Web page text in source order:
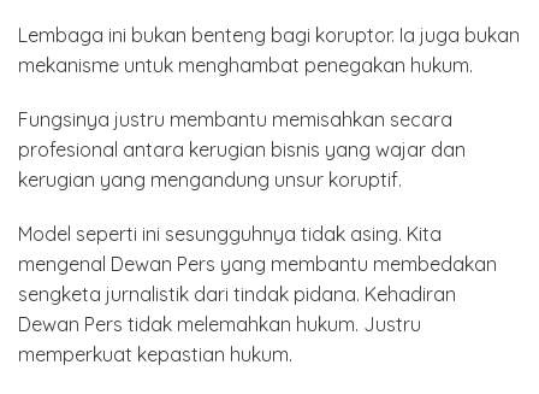
Lembaga ini bukan benteng bagi koruptor. Ia juga bukan
mekanisme untuk menghambat penegakan hukum.
Fungsinya justru membantu memisahkan secara
profesional antara kerugian bisnis yang wajar dan
kerugian yang mengandung unsur koruptif.
Model seperti ini sesungguhnya tidak asing. Kita
mengenal Dewan Pers yang membantu membedakan
sengketa jurnalistik dari tindak pidana. Kehadiran
Dewan Pers tidak melemahkan hukum. Justru
memperkuat kepastian hukum.